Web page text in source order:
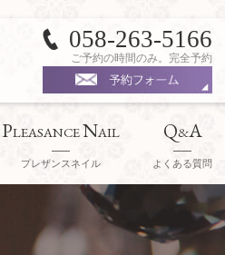
058-263-5166
ご予約の時間のみ。完全予約
PLEASANCENAIL
プレザンスネイル
Q&A
よくある質問